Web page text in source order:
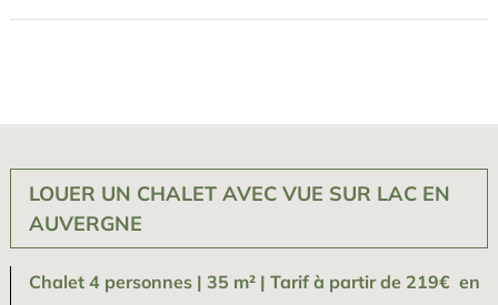
LOUER UN CHALET AVEC VUE SUR LAC EN
AUVERGNE
Chalet 4 personnes | 35 m² | Tarif à partir de 219€ en